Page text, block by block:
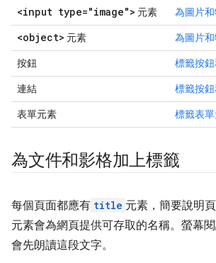
<input type="image"> 元素 為圖片
<object> 元素
為圖片
按鈕
標籤按
連結
標籤按
表單元素
標籤表
為文件和影格加上標籤
每個頁面都應有 title 元素，簡要說明頁
元素會為網頁提供可存取的名稱。螢幕
會先朗讀這段文字。